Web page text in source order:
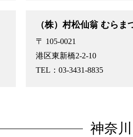
（株）村松仙翁 むらま
〒 105-0021
港区東新橋2-2-10
TEL：03-3431-8835
神奈川